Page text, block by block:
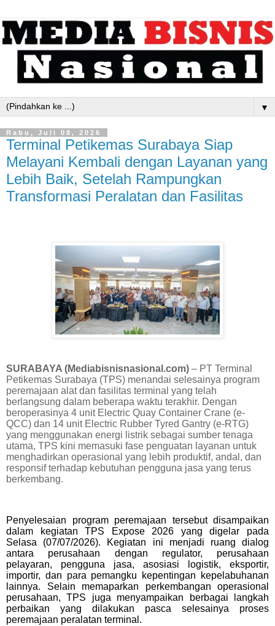
▼
Rabu, Juli 08, 2026
Terminal Petikemas Surabaya Siap
Melayani Kembali dengan Layanan yang
Lebih Baik, Setelah Rampungkan
Transformasi Peralatan dan Fasilitas
SURABAYA (Mediabisnisnasional.com) – PT Terminal
Petikemas Surabaya (TPS) menandai selesainya program
peremajaan alat dan fasilitas terminal yang telah
berlangsung dalam beberapa waktu terakhir. Dengan
beroperasinya 4 unit Electric Quay Container Crane (e-
QCC) dan 14 unit Electric Rubber Tyred Gantry (e-RTG)
yang menggunakan energi listrik sebagai sumber tenaga
utama, TPS kini memasuki fase penguatan layanan untuk
menghadirkan operasional yang lebih produktif, andal, dan
responsif terhadap kebutuhan pengguna jasa yang terus
berkembang.
Penyelesaian program peremajaan tersebut disampaikan
dalam kegiatan TPS Expose 2026 yang digelar pada
Selasa (07/07/2026). Kegiatan ini menjadi ruang dialog
antara perusahaan dengan regulator, perusahaan
pelayaran, pengguna jasa, asosiasi logistik, eksportir,
importir, dan para pemangku kepentingan kepelabuhanan
lainnya. Selain memaparkan perkembangan operasional
perusahaan, TPS juga menyampaikan berbagai langkah
perbaikan yang dilakukan pasca selesainya proses
peremajaan peralatan terminal.